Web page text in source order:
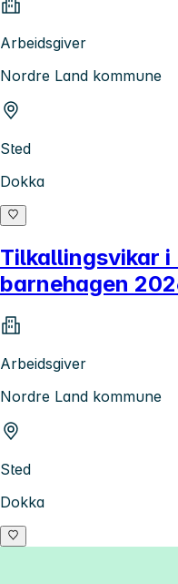
Arbeidsgiver
Nordre Land kommune
Sted
Dokka
Tilkallingsvikar i
barnehagen
Arbeidsgiver
Nordre Land kommune
Sted
Dokka